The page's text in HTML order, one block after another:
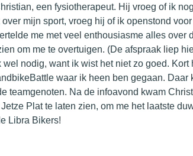
een fysiotherapeut. Hij vroeg of ik
mijn sport, vroeg hij of ik openstond
me met veel enthousiasme alles over
om me te overtuigen. (De afspraak liep
nodig, want ik wist het niet zo goed. Kort
waar ik heen ben gegaan. Daar
teamgenoten. Na de infoavond kwam
Plat te laten zien, om me het laatste
Libra Bikers!